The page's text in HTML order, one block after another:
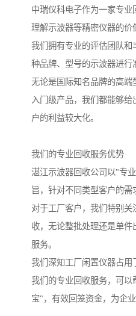
中瑞仪科电子作为一家专业
理解示波器等精密仪器的价
我们拥有专业的评估团队
种品牌、型号的示波器进行
无论是国际知名品牌的高
入门级产品，我们都能够
户的利益较大化。
我们的专业回收服务优势
湛江示波器回收公司以"专
旨，针对不同类型客户的需
对于工厂客户，我们特别关
收，无论整批处理还是单
服务。
我们深知工厂闲置仪器占
我们的专业回收服务，可以
宝"，有效回笼资金，为企